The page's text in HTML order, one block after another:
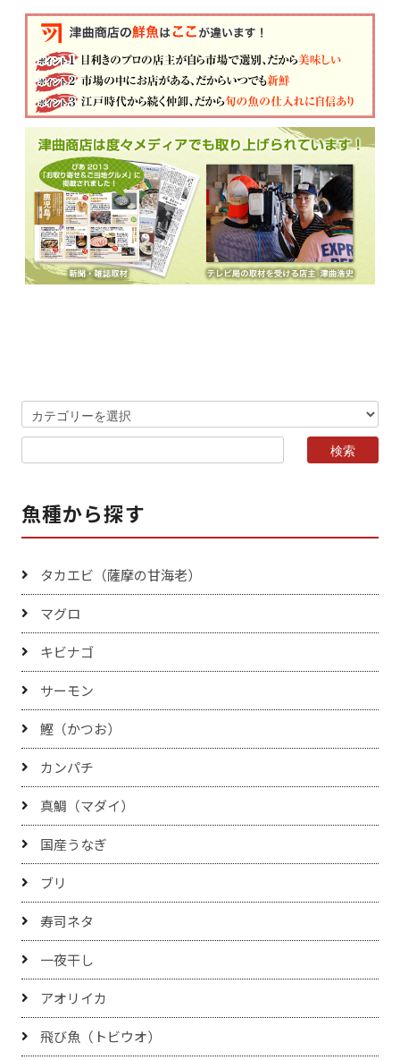
魚種から探す
タカエビ（薩摩の甘海老）
マグロ
キビナゴ
サーモン
鰹（かつお）
カンパチ
真鯛（マダイ）
国産うなぎ
ブリ
寿司ネタ
一夜干し
アオリイカ
飛び魚（トビウオ）